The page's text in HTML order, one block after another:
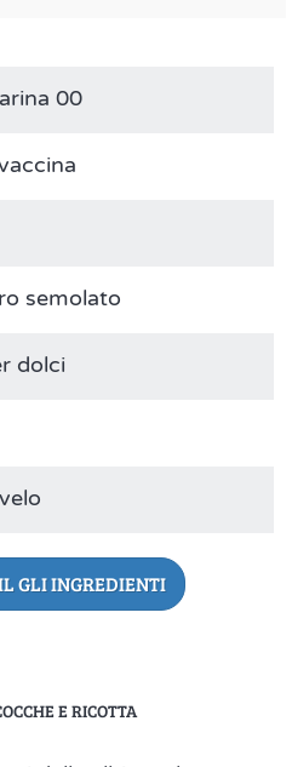
00
semolato
dolci
GLI INGREDIENTI
E RICOTTA